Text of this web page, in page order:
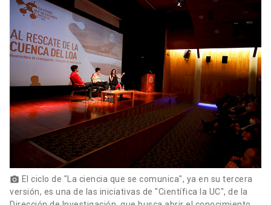
Vecinos
Medios Biblioteca
Donaciones launch
photo_camera El ciclo de "La ciencia que se comunica", ya en su tercera
versión, es una de las iniciativas de "Científica la UC", de la